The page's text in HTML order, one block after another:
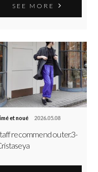
SEE MORE
et noué 2026.05.08
recommend outer.3-